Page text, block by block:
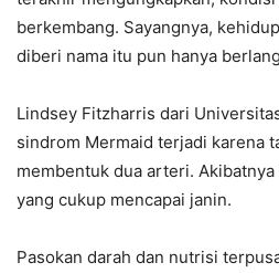
berkembang. Sayangnya,
diberi nama itu pun hanya
Lindsey Fitzharris dari
sindrom Mermaid terjadi karena
membentuk dua arteri.
yang cukup mencapai janin.
Pasokan darah dan nutrisi